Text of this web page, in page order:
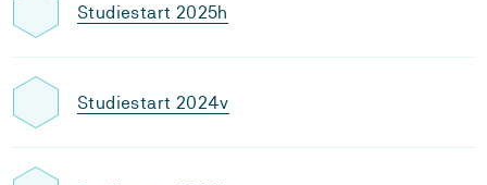
Studiestart 2025h
Studiestart 2024v